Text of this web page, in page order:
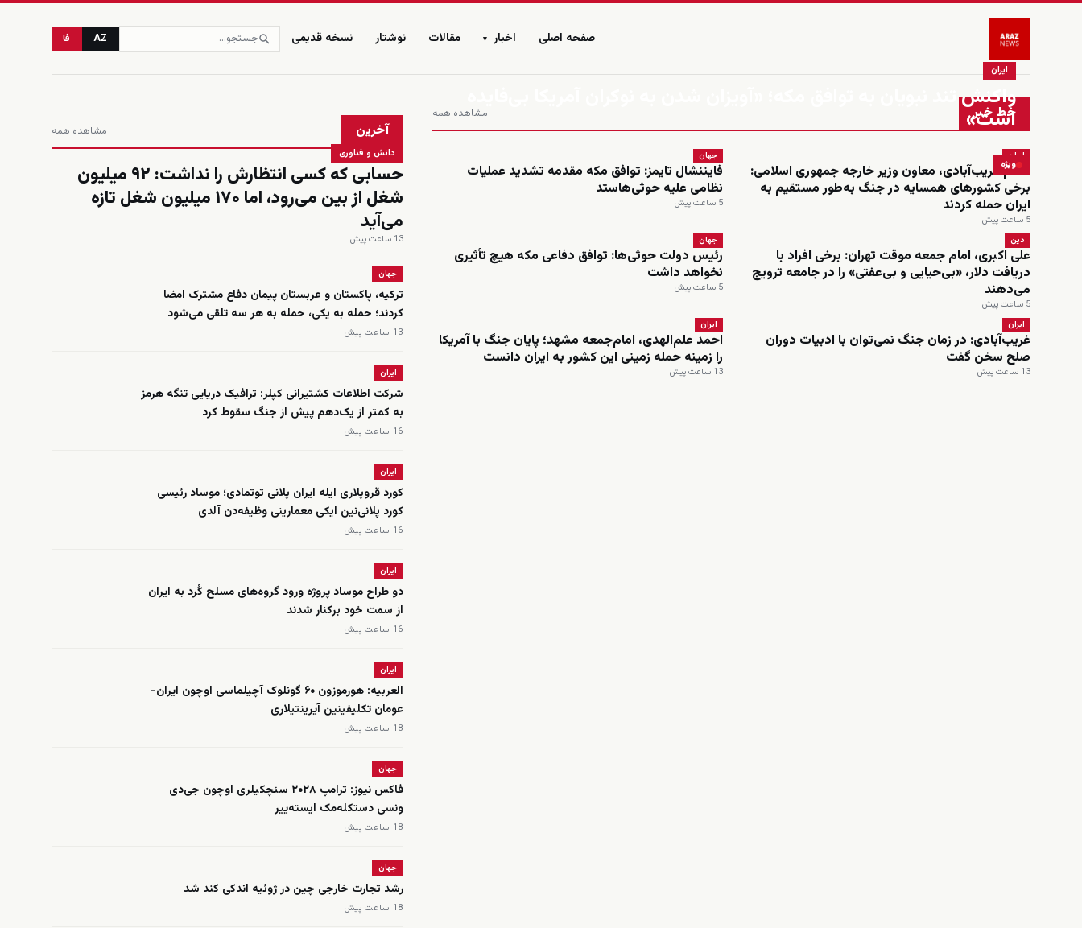
صفحه اصلی اخبار ▾ مقالات نوشتار نسخه قدیمی AZ فا
زنده خط خبر مشاهده همه
ویژه
ایران
واکنش تند نبویان به توافق مکه؛ «آویزان شدن به نوکران آمریکا بی‌فایده
است»
ایران
کاظم غریب‌آبادی، معاون وزیر خارجه جمهوری اسلامی:
برخی کشورهای همسایه در جنگ به‌طور مستقیم به
ایران حمله کردند
5 ساعت پیش
جهان
فایننشال تایمز: توافق مکه مقدمه تشدید عملیات
نظامی علیه حوثی‌هاستد
5 ساعت پیش
دین
علی اکبری، امام جمعه موقت تهران: برخی افراد با
دریافت دلار، «بی‌حیایی و بی‌عفتی» را در جامعه ترویج
می‌دهند
5 ساعت پیش
جهان
رئیس دولت حوثی‌ها: توافق دفاعی مکه هیچ تأثیری
نخواهد داشت
5 ساعت پیش
ایران
غریب‌آبادی: در زمان جنگ نمی‌توان با ادبیات دوران
صلح سخن گفت
13 ساعت پیش
ایران
احمد علم‌الهدی، امام‌جمعه مشهد؛ پایان جنگ با آمریکا
را زمینه حمله زمینی این کشور به ایران دانست
13 ساعت پیش
آخرین مشاهده همه
دانش و فناوری
حسابی که کسی انتظارش را نداشت: ۹۲ میلیون
شغل از بین می‌رود، اما ۱۷۰ میلیون شغل تازه
می‌آید
13 ساعت پیش
جهان
ترکیه، پاکستان و عربستان پیمان دفاع مشترک امضا
کردند؛ حمله به یکی، حمله به هر سه تلقی می‌شود
13 ساعت پیش
ایران
شرکت اطلاعات کشتیرانی کپلر: ترافیک دریایی تنگه هرمز
به کمتر از یک‌دهم پیش از جنگ سقوط کرد
16 ساعت پیش
ایران
کورد قروپلاری ایله ایران پلانی توتمادی؛ موساد رئیسی
کورد پلانی‌نین ایکی معمارینی وظیفه‌دن آلدی
16 ساعت پیش
ایران
دو طراح موساد پروژه ورود گروه‌های مسلح کُرد به ایران
از سمت خود برکنار شدند
16 ساعت پیش
ایران
العربیه: هورموزون ۶۰ گونلوک آچیلماسی اوچون ایران-
عومان تکلیفینین آیرینتیلاری
18 ساعت پیش
جهان
فاکس نیوز: ترامپ ۲۰۲۸ سئچکیلری اوچون جی‌دی
ونسی دستکله‌مک ایسته‌ییر
18 ساعت پیش
جهان
رشد تجارت خارجی چین در ژوئیه اندکی کند شد
18 ساعت پیش